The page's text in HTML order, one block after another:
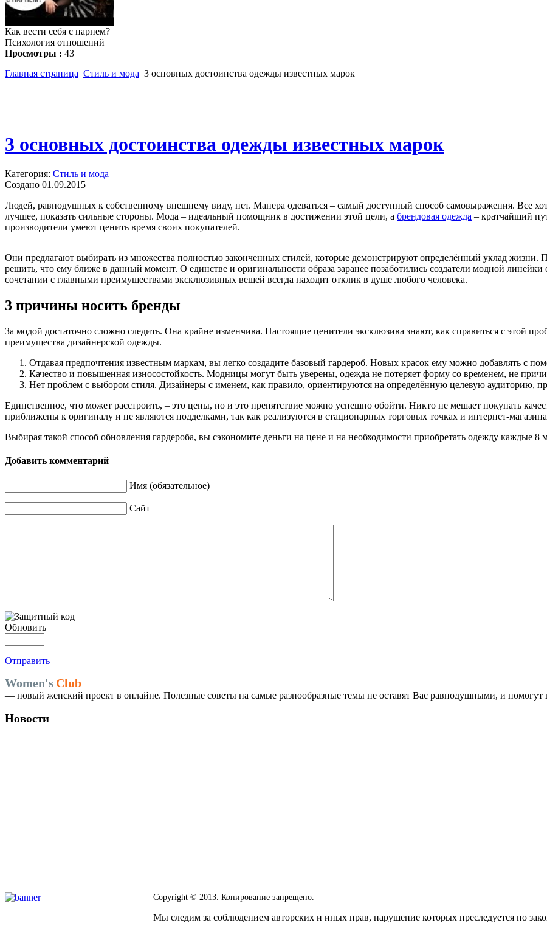
Как вести себя с парнем?
Психология отношений
Просмотры : 43
Главная страница Стиль и мода 3 основных достоинства одежды известных марок
3 основных достоинства одежды известных марок
Категория: Стиль и мода
Создано 01.09.2015
Людей, равнодушных к собственному внешнему виду, нет. Манера одеваться – самый доступный способ самовыражения. Все
лучшее, показать сильные стороны. Мода – идеальный помощник в достижении этой цели, а брендовая одежда – кратчайший
производители умеют ценить время своих покупателей.
Они предлагают выбирать из множества полностью законченных стилей, которые демонстрируют определённый уклад жизни.
решить, что ему ближе в данный момент. О единстве и оригинальности образа заранее позаботились создатели модной
сочетании с главными преимуществами эксклюзивных вещей всегда находит отклик в душе любого человека.
3 причины носить бренды
За модой достаточно сложно следить. Она крайне изменчива. Настоящие ценители эксклюзива знают, как справиться с этой
преимущества дизайнерской одежды.
Отдавая предпочтения известным маркам, вы легко создадите базовый гардероб. Новых красок ему можно добавлять с
Качество и повышенная износостойкость. Модницы могут быть уверены, одежда не потеряет форму со временем, не
Нет проблем с выбором стиля. Дизайнеры с именем, как правило, ориентируются на определённую целевую аудиторию,
Единственное, что может расстроить, – это цены, но и это препятствие можно успешно обойти. Никто не мешает покупать
приближены к оригиналу и не являются подделками, так как реализуются в стационарных торговых точках и интернет-
Выбирая такой способ обновления гардероба, вы сэкономите деньги на цене и на необходимости приобретать одежду каждые
Добавить комментарий
Имя (обязательное)
Сайт
Обновить
Отправить
Women's Club
— новый женский проект в онлайне. Полезные советы на самые разнообразные темы не оставят Вас равнодушными, и помогут
Новости
Copyright © 2013. Копирование запрещено.
Мы следим за соблюдением авторских и иных прав, нарушение которых преследуется по